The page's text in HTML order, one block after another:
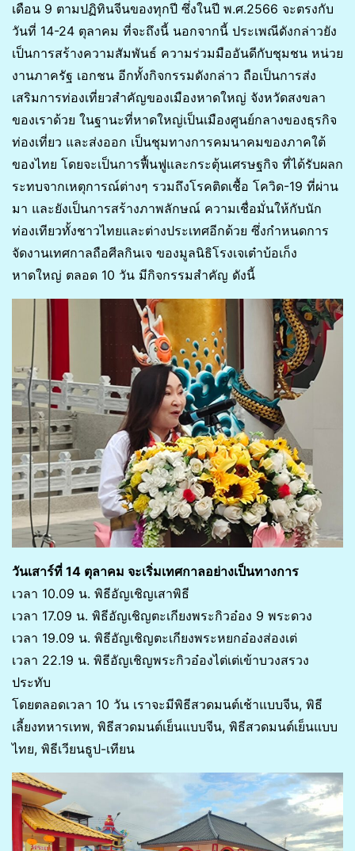
เดือน 9 ตามปฏิทินจีนของทุกปี ซึ่งในปี พ.ศ.2566 จะตรงกับ
วันที่ 14-24 ตุลาคม ที่จะถึงนี้ นอกจากนี้ ประเพณีดังกล่าวยัง
เป็นการสร้างความสัมพันธ์ ความร่วมมืออันดีกับชุมชน หน่วย
งานภาครัฐ เอกชน อีกทั้งกิจกรรมดังกล่าว ถือเป็นการส่ง
เสริมการท่องเที่ยวสำคัญของเมืองหาดใหญ่ จังหวัดสงขลา
ของเราด้วย ในฐานะที่หาดใหญ่เป็นเมืองศูนย์กลางของธุรกิจ
ท่องเที่ยว และส่งออก เป็นชุมทางการคมนาคมของภาคใต้
ของไทย โดยจะเป็นการฟื้นฟูและกระตุ้นเศรษฐกิจ ที่ได้รับผลก
ระทบจากเหตุการณ์ต่างๆ รวมถึงโรคติดเชื้อ โควิด-19 ที่ผ่าน
มา และยังเป็นการสร้างภาพลักษณ์ ความเชื่อมั่นให้กับนัก
ท่องเทียวทั้งชาวไทยและต่างประเทศอีกด้วย ซึ่งกำหนดการ
จัดงานเทศกาลถือศีลกินเจ ของมูลนิธิโรงเจเต๋าบ้อเก็ง
หาดใหญ่ ตลอด 10 วัน มีกิจกรรมสำคัญ ดังนี้
วันเสาร์ที่ 14 ตุลาคม จะเริ่มเทศกาลอย่างเป็นทางการ
เวลา 10.09 น. พิธีอัญเชิญเสาพิธี
เวลา 17.09 น. พิธีอัญเชิญตะเกียงพระกิวอ๋อง 9 พระดวง
เวลา 19.09 น. พิธีอัญเชิญตะเกียงพระหยกอ๋องส่องเต่
เวลา 22.19 น. พิธีอัญเชิญพระกิวอ๋องไต่เต่เข้าบวงสรวง
ประทับ
โดยตลอดเวลา 10 วัน เราจะมีพิธีสวดมนต์เช้าแบบจีน, พิธี
เลี้ยงทหารเทพ, พิธีสวดมนต์เย็นแบบจีน, พิธีสวดมนต์เย็นแบบ
ไทย, พิธีเวียนธูป-เทียน